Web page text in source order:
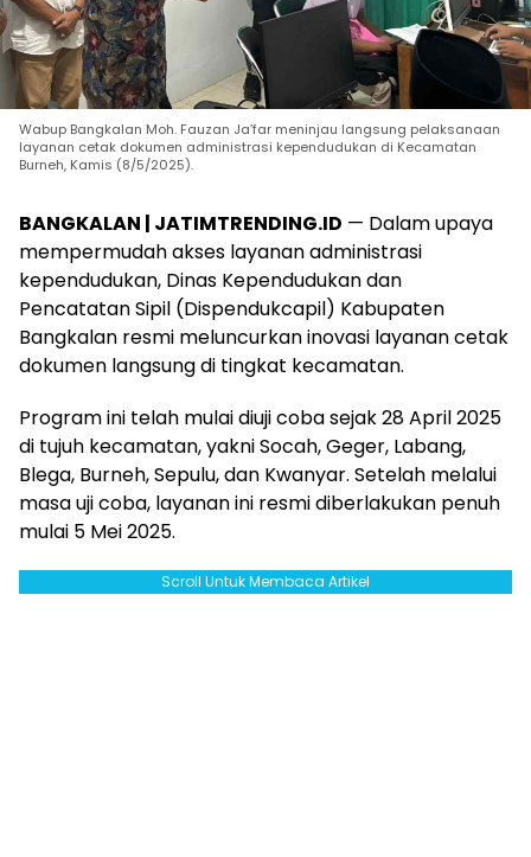
Wabup Bangkalan Moh. Fauzan Ja’far meninjau langsung pelaksanaan
layanan cetak dokumen administrasi kependudukan di Kecamatan
Burneh, Kamis (8/5/2025).
BANGKALAN | JATIMTRENDING.ID — Dalam upaya
mempermudah akses layanan administrasi
kependudukan, Dinas Kependudukan dan
Pencatatan Sipil (Dispendukcapil) Kabupaten
Bangkalan resmi meluncurkan inovasi layanan cetak
dokumen langsung di tingkat kecamatan.
Program ini telah mulai diuji coba sejak 28 April 2025
di tujuh kecamatan, yakni Socah, Geger, Labang,
Blega, Burneh, Sepulu, dan Kwanyar. Setelah melalui
masa uji coba, layanan ini resmi diberlakukan penuh
mulai 5 Mei 2025.
Scroll Untuk Membaca Artikel